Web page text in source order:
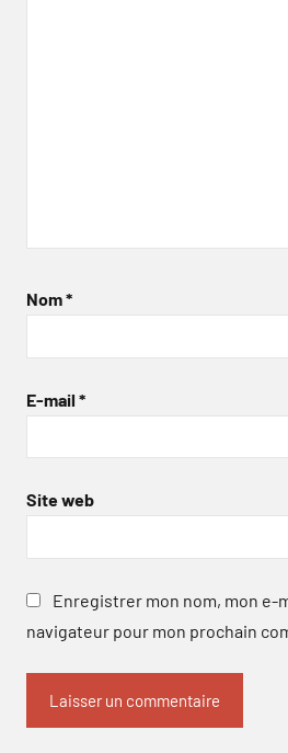
Nom*
E-mail *
Site web
Enregistrer mon nom, mon e-
navigateur pour mon prochain